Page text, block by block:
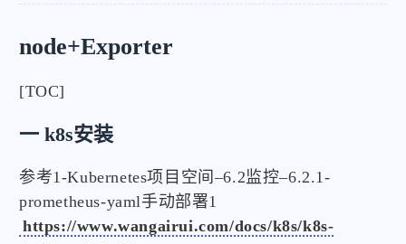
node+Exporter
[TOC]
一 k8s安装
参考1-Kubernetes项目空间–6.2监控–6.2.1-
prometheus-yaml手动部署1
https://www.wangairui.com/docs/k8s/k8s-